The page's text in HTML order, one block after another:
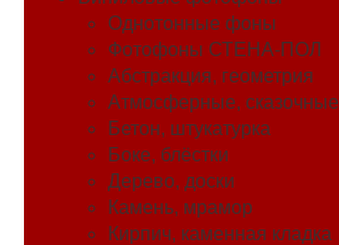
Однотонные фоны
Фотофоны СТЕНА-ПОЛ
Абстракция, геометрия
Атмосферные, сказочные
Бетон, штукатурка
Боке, блёстки
Дерево, доски
Камень, мрамор
Кирпич, каменная кладка